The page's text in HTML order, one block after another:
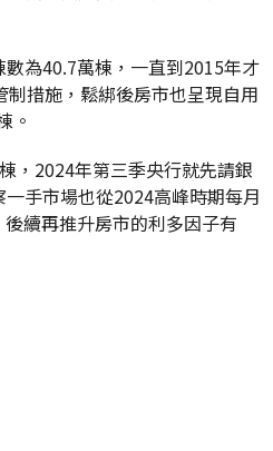
為40.7萬棟，一直到2015年才
措施，鬆綁後房市也呈現自用
。
，2024年第三季央行就先請銀
手市場也從2024高峰時期每月
續再推升房市的利多因子有